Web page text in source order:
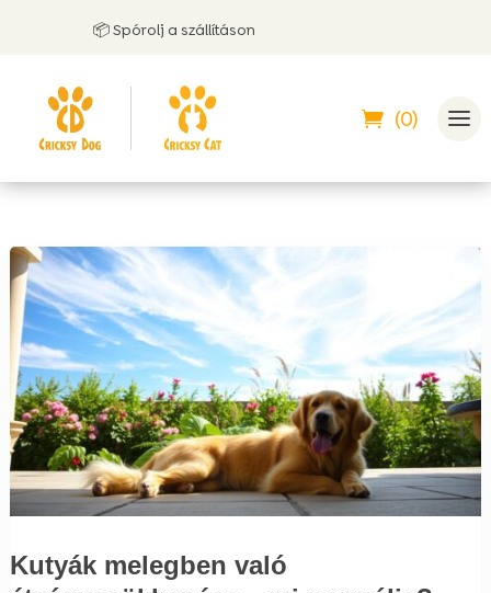
📦 Spórolj a szállításon
(0)
Kutyák melegben való